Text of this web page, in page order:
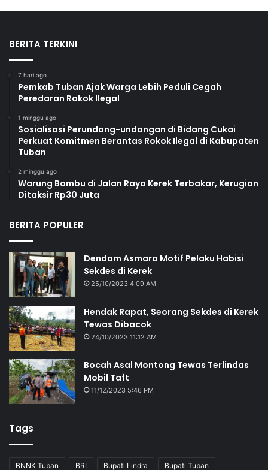
BERITA TERKINI
7 hari ago
Pemkab Tuban Ajak Warga Lebih Peduli Cegah
Peredaran Rokok Ilegal
1 minggu ago
Sosialisasi Perundang-undangan di Bidang Cukai
Perkuat Komitmen Berantas Rokok Ilegal di Kabupaten
Tuban
2 minggu ago
Warung Bambu di Jalan Raya Kerek Terbakar, Kerugian
Ditaksir Rp30 Juta
BERITA POPULER
Dendam Asmara Motif Pelaku Habisi
Sekdes di Kerek
25/10/2023 4:09 AM
Hendak Rapat, Seorang Sekdes di Kerek
Tewas Dibacok
24/10/2023 11:12 AM
Bocah Asal Montong Tewas Terlindas
Mobil Taft
11/12/2023 5:46 PM
Tags
BNNK Tuban BRI Bupati Lindra Bupati Tuban